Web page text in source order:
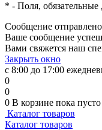
* - Поля, обязательные
Сообщение отправлено
Ваше сообщение
Вами свяжется наш
Закрыть окно
с 8:00 до 17:00
0
0
0 В корзине пока пусто
Каталог товаров
Каталог товаров